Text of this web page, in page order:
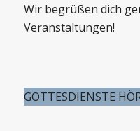
Wir begrüßen dich
Veranstaltungen!
GOTTESDIENSTE